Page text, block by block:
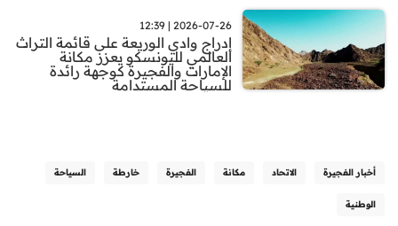
2026-07-26 | 12:39
إدراج وادي الوريعة على قائمة التراث
العالمي لليونسكو يعزز مكانة
الإمارات والفجيرة كوجهة رائدة
للسياحة المستدامة
أخبار الفجيرة الاتحاد مكانة الفجيرة خارطة السياحة
الوطنية